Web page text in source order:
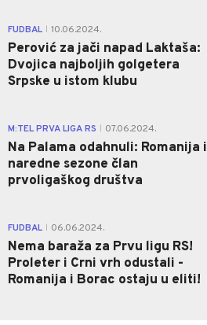
FUDBAL 10.06.2024.
Perović za jači napad Laktaša:
Dvojica najboljih golgetera
Srpske u istom klubu
M:TEL PRVA LIGA RS 07.06.2024.
Na Palama odahnuli: Romanija i
naredne sezone član
prvoligaškog društva
FUDBAL 06.06.2024.
Nema baraža za Prvu ligu RS!
Proleter i Crni vrh odustali -
Romanija i Borac ostaju u eliti!